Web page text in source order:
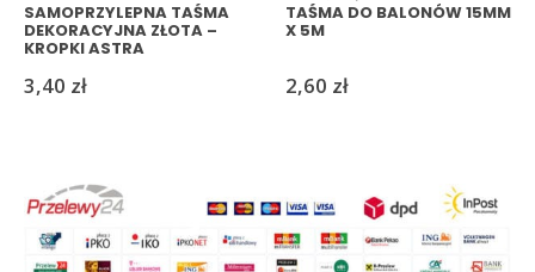
SAMOPRZYLEPNA TAŚMA
DEKORACYJNA ZŁOTA –
KROPKI ASTRA
3,40 zł
TAŚMA DO BALONÓW 15MM
X 5M
2,60 zł